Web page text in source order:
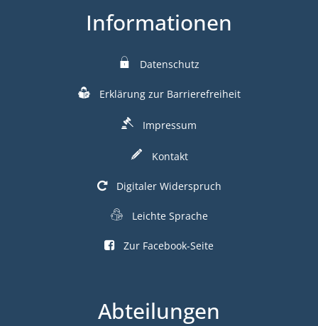
Informationen
Datenschutz
Erklärung zur Barrierefreiheit
Impressum
Kontakt
Digitaler Widerspruch
Leichte Sprache
Zur Facebook-Seite
Abteilungen